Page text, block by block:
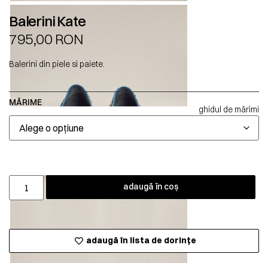
Balerini Kate
795,00 RON
Balerini din piele si paiete.
MĂRIME
ghidul de mărimi
adaugă în coș
adaugă în lista de dorințe